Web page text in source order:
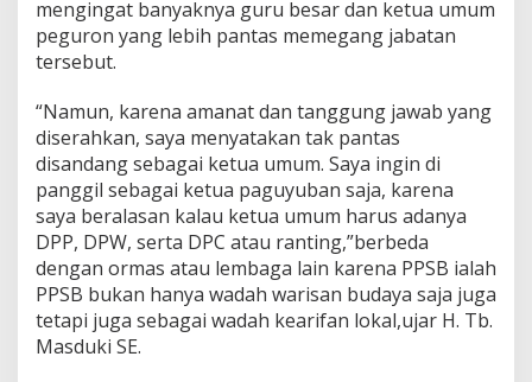
mengingat banyaknya guru besar dan ketua umum
peguron yang lebih pantas memegang jabatan
tersebut.
“Namun, karena amanat dan tanggung jawab yang
diserahkan, saya menyatakan tak pantas
disandang sebagai ketua umum. Saya ingin di
panggil sebagai ketua paguyuban saja, karena
saya beralasan kalau ketua umum harus adanya
DPP, DPW, serta DPC atau ranting,”berbeda
dengan ormas atau lembaga lain karena PPSB ialah
PPSB bukan hanya wadah warisan budaya saja juga
tetapi juga sebagai wadah kearifan lokal,ujar H. Tb.
Masduki SE.